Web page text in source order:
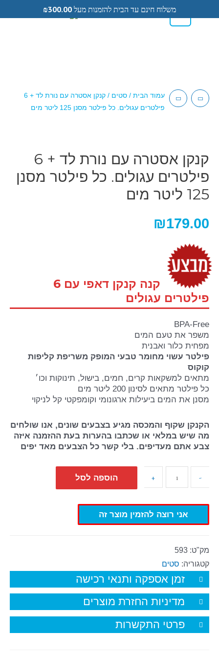
0584433104
עמוד הבית/ סטים
/ קנקן אסטרה עם נורת לד + 6
פילטרים עגולים. כל פילטר מסנן 125 ליטר מים
קנקן אסטרה עם נורת לד + 6
פילטרים עגולים. כל פילטר מסנן
125 ליטר מים
₪179.00
קנה קנקן דאפי עם 6
פילטרים עגולים
BPA-Free
משפר את טעם המים
מפחית כלור ואבנית
פילטר עשוי מחומר טבעי המופק משריפת קליפות
קוקוס
מתאים למשקאות קרים, חמים, בישול, תינוקות וכו׳
כל פילטר מתאים לסינון 200 ליטר מים
מסנן את המים ביעילות ארגונומי וקומפקטי קל לניקוי
הקנקן שקוף והמכסה מגיע בצבעים שונים, אנו שולחים
מה שיש במלאי או שכתבו בהערות בעת ההזמנה איזה
צבע אתם מעדיפים. בלי קשר כל הצבעים מאד יפים
-
+ הוספה לסל
אני רוצה להזמין מוצר זה
מק"ט: 593
קטגוריה: סטים
זמן אספקה ותנאי רכישה
מדיניות החזרת מוצרים
פרטי התקשרות
משלוח חינם עד הבית להזמנות מעל ₪300.00